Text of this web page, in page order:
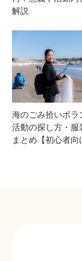
解説
海のごみ拾いボラ
活動の探し方・服
まとめ【初心者向